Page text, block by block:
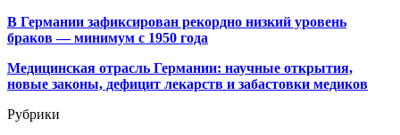
В Германии зафиксирован рекордно низкий уровень
браков — минимум с 1950 года
Медицинская отрасль Германии: научные открытия,
новые законы, дефицит лекарств и забастовки медиков
Рубрики